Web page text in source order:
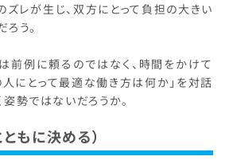
レが生じ、双方にとって負担の大きい
う。
前例に頼るのではなく、時間をかけて
にとって最適な働き方は何か」を対話
勢ではないだろうか。
もに決める）